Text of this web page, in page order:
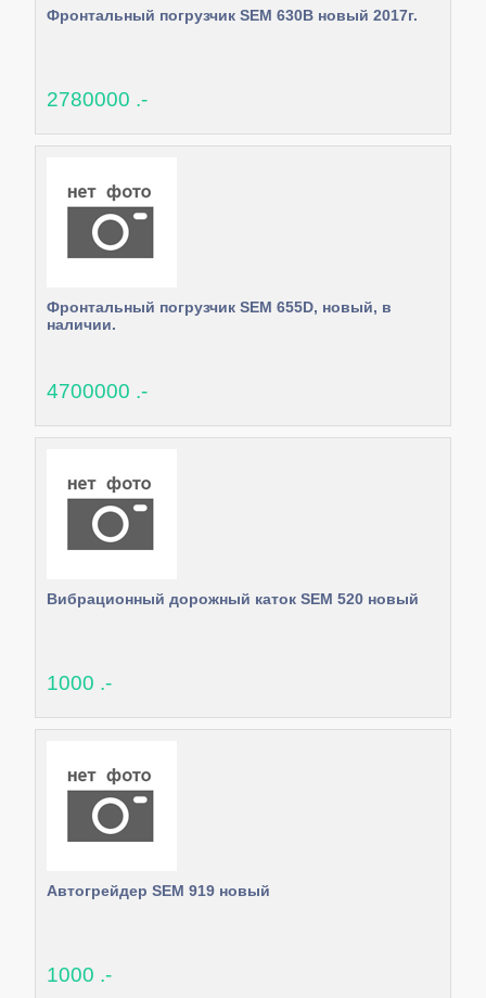
Фронтальный погрузчик SEM 630B новый 2017г.
2780000 .-
Фронтальный погрузчик SEM 655D, новый, в
наличии.
4700000 .-
Вибрационный дорожный каток SEM 520 новый
1000 .-
Автогрейдер SEM 919 новый
1000 .-